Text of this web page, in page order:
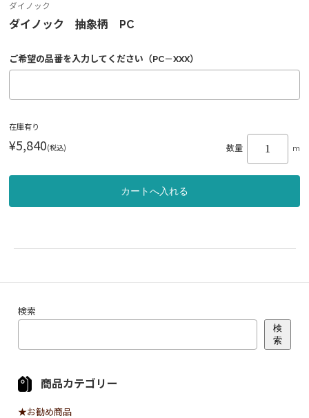
ダイノック
ダイノック 抽象柄 PC
ご希望の品番を入力してください（PC－XXX）
在庫有り
¥5,840(税込) 数量 m
検索
検
索
商品カテゴリー
★お勧め商品